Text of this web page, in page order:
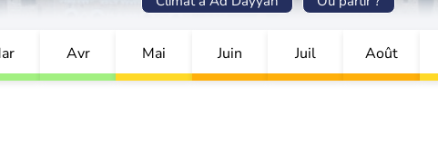
Avr Mai Juin Juil Août